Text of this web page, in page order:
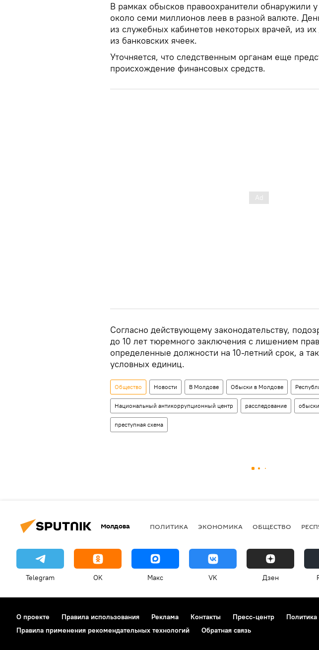
В рамках обысков правоохранители обнаружили
около семи миллионов леев в разной валюте.
из служебных кабинетов некоторых врачей, из
из банковских ячеек.
Уточняется, что следственным органам еще
происхождение финансовых средств.
Согласно действующему законодательству,
до 10 лет тюремного заключения с лишением
определенные должности на 10-летний срок, а
условных единиц.
Общество Новости В Молдове Обыски в Молдове
Национальный антикоррупционный центр расследование обыски
преступная схема
Молдова ПОЛИТИКА ЭКОНОМИКА ОБЩЕСТВО
Telegram OK Макс VK Дзен
О проекте Правила использования Реклама Контакты Пресс-центр
Правила применения рекомендательных технологий
Обратная связь